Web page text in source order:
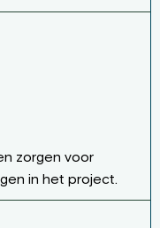
zorgen voor
in het project.